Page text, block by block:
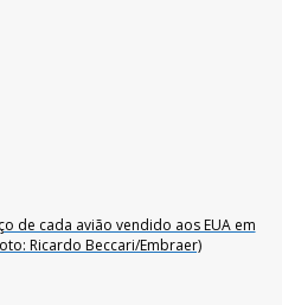
de cada avião vendido aos EUA em
Ricardo Beccari/Embraer)